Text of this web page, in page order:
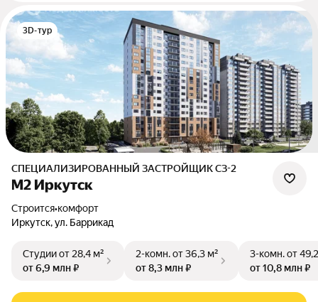
3D-тур
СПЕЦИАЛИЗИРОВАННЫЙ ЗАСТРОЙЩИК СЗ-2
М2 Иркутск
Строится•комфорт
Иркутск, ул. Баррикад
Студииот 28,4 м²
от 6,9 млн ₽
2-комн.от 36,3 м²
от 8,3 млн ₽
3-комн.от
от 10,8 млн ₽